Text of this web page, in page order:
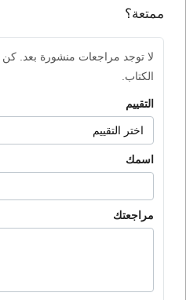
ممتعة؟
لا توجد مراجعات منشورة بعد.
الكتاب.
التقييم
اسمك
مراجعتك